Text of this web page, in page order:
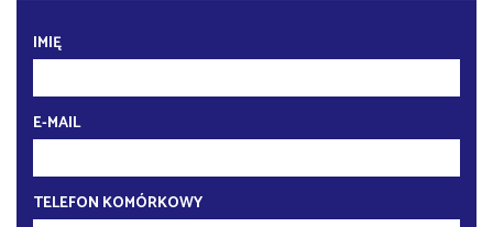
IMIĘ
E-MAIL
TELEFON KOMÓRKOWY